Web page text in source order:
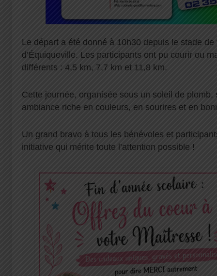
Le départ a été donné à 10h30 depuis le stade
d’Équiqueville. Les participants ont pu courir ou
différents : 4,5 km, 7,7 km et 11,8 km.
Cette journée, organisée sous un soleil de plomb,
ambiance riche en couleurs, en sourires et en
Un grand bravo à tous les bénévoles et
initiative qui mérite toute l’attention possible !